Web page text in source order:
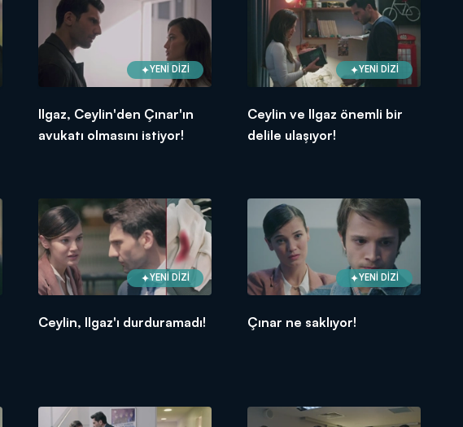
YENİ DİZİ
Ilgaz, Ceylin'den Çınar'ın
avukatı olmasını istiyor!
YENİ DİZİ
Ceylin ve Ilgaz önemli bir
delile ulaşıyor!
YENİ DİZİ
Ceylin, Ilgaz'ı durduramadı!
YENİ DİZİ
Çınar ne saklıyor!